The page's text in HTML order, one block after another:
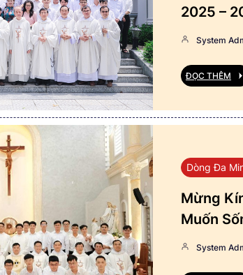
2025 –
System
ĐỌC THÊM
Dòng Đa
Mừng
Muốn
System